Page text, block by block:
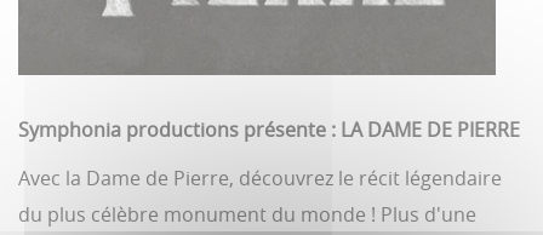
Symphonia productions présente : LA DAME DE PIERRE
Avec la Dame de Pierre, découvrez le récit légendaire
du plus célèbre monument du monde ! Plus d'une